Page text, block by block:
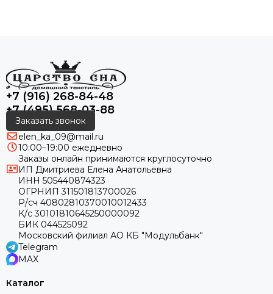
+7 (916) 268-84-48
+7 (495) 568-03-88
Заказать звонок
elen_ka_09@mail.ru
10:00–19:00 ежедневно
Заказы онлайн принимаются круглосуточно
ИП Дмитриева Елена Анатольевна
ИНН 505440874323
ОГРНИП 311501813700026
Р/сч 40802810370010012433
К/с 30101810645250000092
БИК 044525092
Московский филиал АО КБ "Модульбанк"
Telegram
MAX
Каталог